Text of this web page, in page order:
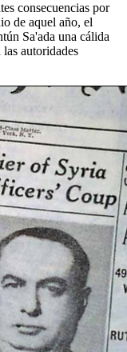
consecuencias por
de aquel año, el
Sa'ada una cálida
autoridades